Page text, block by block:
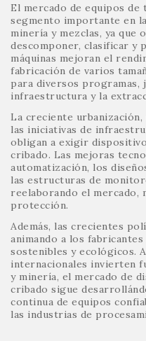
El mercado de equipos
segmento importante en
minería y mezclas, ya que
descomponer, clasificar y
máquinas mejoran el
fabricación de varios
para diversos
infraestructura y la
La creciente
las iniciativas de
obligan a exigir
cribado. Las mejoras
automatización, los
las estructuras de
reelaborando el mercado,
protección.
Además, las crecientes
animando a los
sostenibles y ecológicos.
internacionales invierten
y minería, el mercado de
cribado sigue
continua de equipos
las industrias de